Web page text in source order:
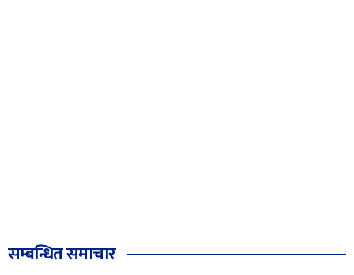
सम्बन्धित समाचार